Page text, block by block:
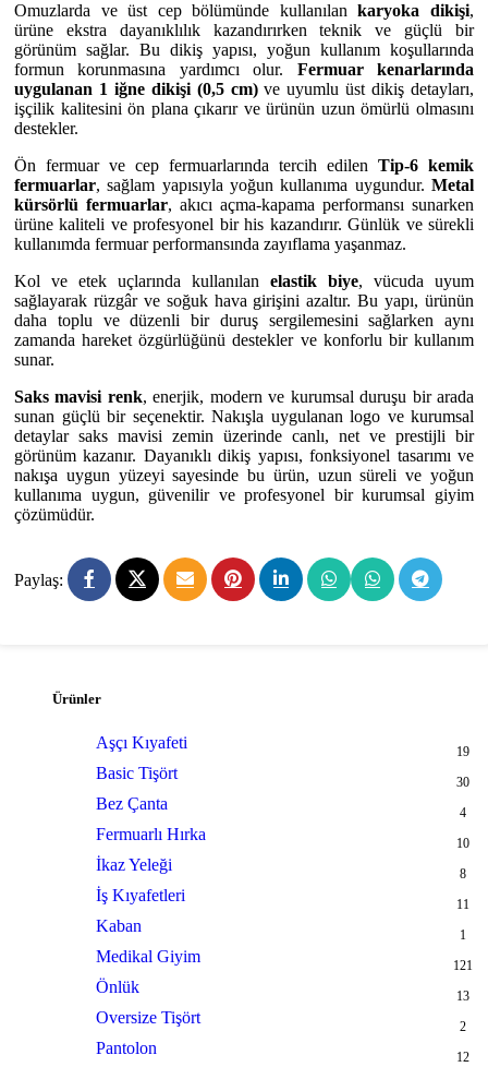
Omuzlarda ve üst cep bölümünde kullanılankaryoka dikişi,
ürüne ekstra dayanıklılık kazandırırken teknik ve güçlü bir
görünüm sağlar. Bu dikiş yapısı, yoğun kullanım koşullarında
formun korunmasına yardımcı olur. Fermuar kenarlarında
uygulanan 1 iğne dikişi (0,5 cm)ve uyumlu üst dikiş detayları,
işçilik kalitesini ön plana çıkarır ve ürünün uzun ömürlü olmasını
destekler.
Ön fermuar ve cep fermuarlarında tercih edilen Tip-6 kemik
fermuarlar, sağlam yapısıyla yoğun kullanıma uygundur. Metal
kürsörlü fermuarlar, akıcı açma-kapama performansı sunarken
ürüne kaliteli ve profesyonel bir his kazandırır. Günlük ve sürekli
kullanımda fermuar performansında zayıflama yaşanmaz.
Kol ve etek uçlarında kullanılan elastik biye, vücuda uyum
sağlayarak rüzgâr ve soğuk hava girişini azaltır. Bu yapı, ürünün
daha toplu ve düzenli bir duruş sergilemesini sağlarken aynı
zamanda hareket özgürlüğünü destekler ve konforlu bir kullanım
sunar.
Saks mavisi renk, enerjik, modern ve kurumsal duruşu bir arada
sunan güçlü bir seçenektir. Nakışla uygulanan logo ve kurumsal
detaylar saks mavisi zemin üzerinde canlı, net ve prestijli bir
görünüm kazanır. Dayanıklı dikiş yapısı, fonksiyonel tasarımı ve
nakışa uygun yüzeyi sayesinde bu ürün, uzun süreli ve yoğun
kullanıma uygun, güvenilir ve profesyonel bir kurumsal giyim
çözümüdür.
Paylaş:
Ürünler
Aşçı Kıyafeti 19
Basic Tişört 30
Bez Çanta 4
Fermuarlı Hırka 10
İkaz Yeleği 8
İş Kıyafetleri 11
Kaban 1
Medikal Giyim 121
Önlük 13
Oversize Tişört 2
Pantolon 12